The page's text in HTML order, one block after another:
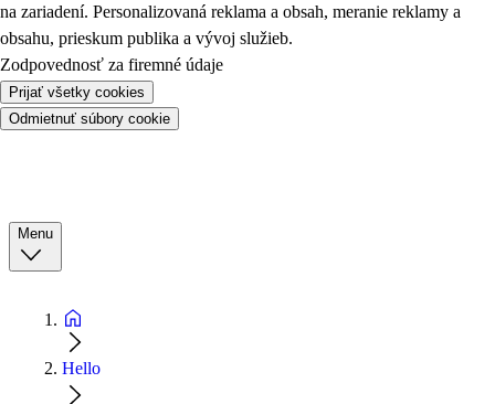
na zariadení. Personalizovaná reklama a obsah, meranie reklamy a
obsahu, prieskum publika a vývoj služieb.
Zodpovednosť za firemné údaje
Prijať všetky cookies
Odmietnuť súbory cookie
Menu
Hello